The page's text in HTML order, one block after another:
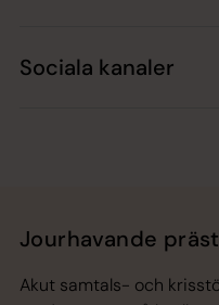
Sociala kanaler
Jourhavande präst
Akut samtals- och